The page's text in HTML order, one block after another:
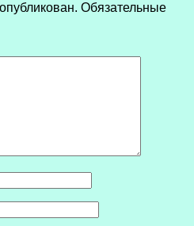
Обязательные